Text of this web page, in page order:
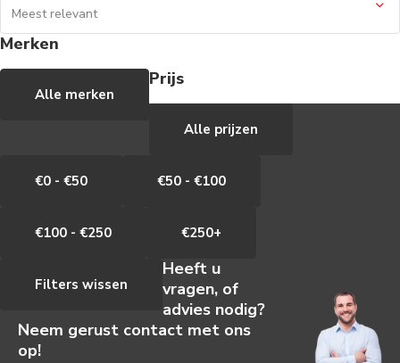
Merken
Alle merken
Prijs
Alle prijzen
€0 - €50 €50 - €100
€100 - €250 €250+
Filters wissen
Heeft u
vragen, of
advies nodig?
Neem gerust contact met ons
op!